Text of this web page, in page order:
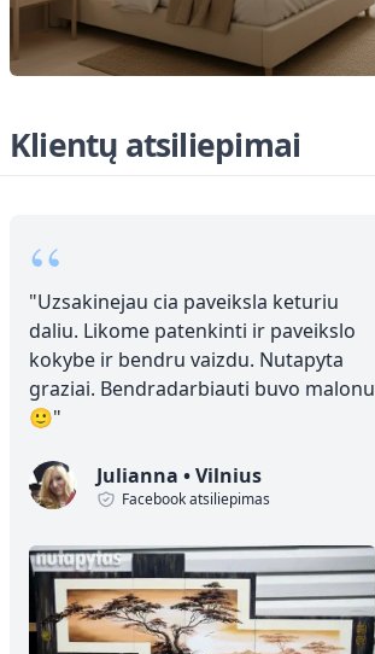
Klientų atsiliepimai
“
"Uzsakinejau cia paveiksla keturiu
daliu. Likome patenkinti ir paveikslo
kokybe ir bendru vaizdu. Nutapyta
graziai. Bendradarbiauti buvo malonu
🙂"
Julianna •Vilnius
Facebook atsiliepimas